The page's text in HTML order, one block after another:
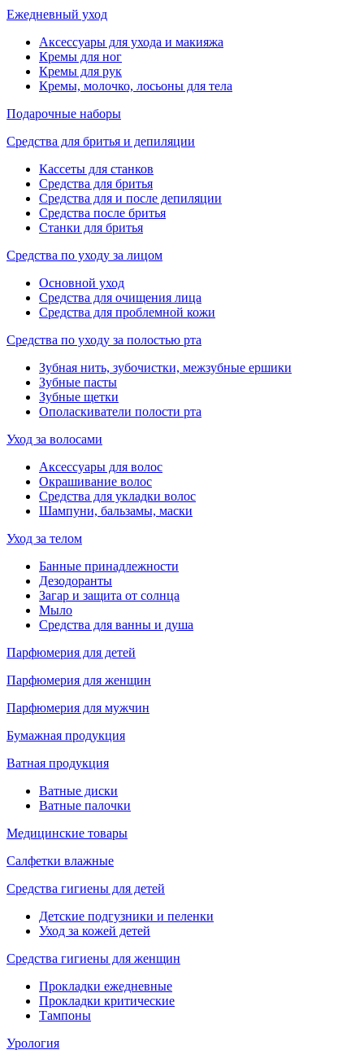
Ежедневный уход
Аксессуары для ухода и макияжа
Кремы для ног
Кремы для рук
Кремы, молочко, лосьоны для тела
Подарочные наборы
Средства для бритья и депиляции
Кассеты для станков
Средства для бритья
Средства для и после депиляции
Средства после бритья
Станки для бритья
Средства по уходу за лицом
Основной уход
Средства для очищения лица
Средства для проблемной кожи
Средства по уходу за полостью рта
Зубная нить, зубочистки, межзубные ершики
Зубные пасты
Зубные щетки
Ополаскиватели полости рта
Уход за волосами
Аксессуары для волос
Окрашивание волос
Средства для укладки волос
Шампуни, бальзамы, маски
Уход за телом
Банные принадлежности
Дезодоранты
Загар и защита от солнца
Мыло
Средства для ванны и душа
Парфюмерия для детей
Парфюмерия для женщин
Парфюмерия для мужчин
Бумажная продукция
Ватная продукция
Ватные диски
Ватные палочки
Медицинские товары
Салфетки влажные
Средства гигиены для детей
Детские подгузники и пеленки
Уход за кожей детей
Средства гигиены для женщин
Прокладки ежедневные
Прокладки критические
Тампоны
Урология